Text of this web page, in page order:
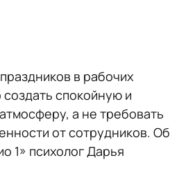
в рабочих
спокойную и
а не требовать
от сотрудников. Об
1» психолог Дарья